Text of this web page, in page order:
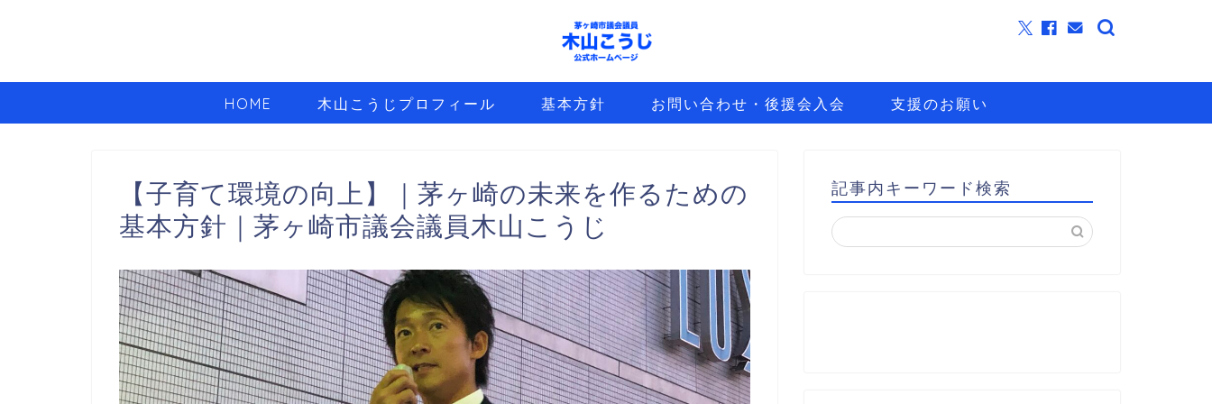
HOME 木山こうじプロフィール 基本方針 お問い合わせ・後援会入会 支援のお願い
【子育て環境の向上】｜茅ヶ崎の未来を作るための
基本方針｜茅ヶ崎市議会議員木山こうじ
記事内キーワード検索